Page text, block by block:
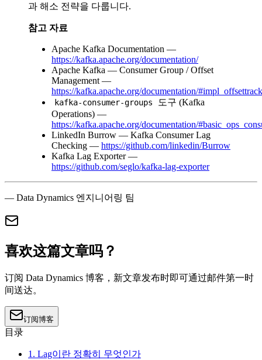
과 해소 전략을 다룹니다.
참고 자료
Apache Kafka Documentation —
https://kafka.apache.org/documentation/
Apache Kafka — Consumer Group / Offset
Management —
https://kafka.apache.org/documentation/
kafka-consumer-groups
도구 (Kafka
Operations) —
https://kafka.apache.org/documentation/
LinkedIn Burrow — Kafka Consumer Lag
Checking — https://github.com/linkedin/Burrow
Kafka Lag Exporter —
https://github.com/seglo/kafka-lag-exporter
— Data Dynamics 엔지니어링 팀
喜欢这篇文章吗？
订阅 Data Dynamics 博客，新文章发布时即可通过邮件第一时
间送达。
订阅博客
目录
1. Lag이란 정확히 무엇인가